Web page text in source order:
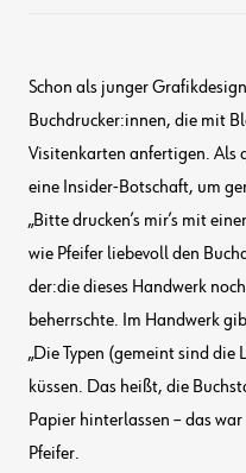
Schon als junger
Buchdrucker:innen, die mit
Visitenkarten anfertigen. Als
eine Insider-Botschaft, um
„Bitte drucken’s mir’s mit
wie Pfeifer liebevoll den
der:die dieses Handwerk
beherrschte. Im Handwerk
„Die Typen (gemeint sind die
küssen. Das heißt, die
Papier hinterlassen – das
Pfeifer.